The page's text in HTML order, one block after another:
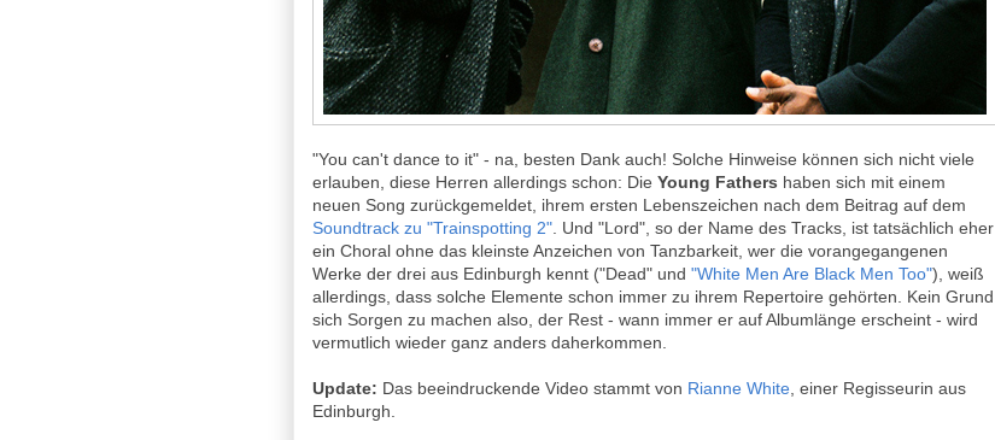
"You can't dance to it" - na, besten Dank auch! Solche Hinweise können sich nicht viele
erlauben, diese Herren allerdings schon: Die Young Fathers haben sich mit einem
neuen Song zurückgemeldet, ihrem ersten Lebenszeichen nach dem Beitrag auf dem
Soundtrack zu "Trainspotting 2" . Und "Lord", so der Name des Tracks, ist tatsächlich eher
ein Choral ohne das kleinste Anzeichen von Tanzbarkeit, wer die vorangegangenen
Werke der drei aus Edinburgh kennt ("Dead" und "White Men Are Black Men Too"), weiß
allerdings, dass solche Elemente schon immer zu ihrem Repertoire gehörten. Kein Grund
sich Sorgen zu machen also, der Rest - wann immer er auf Albumlänge erscheint - wird
vermutlich wieder ganz anders daherkommen.
Update: Das beeindruckende Video stammt von Rianne White , einer Regisseurin aus
Edinburgh.